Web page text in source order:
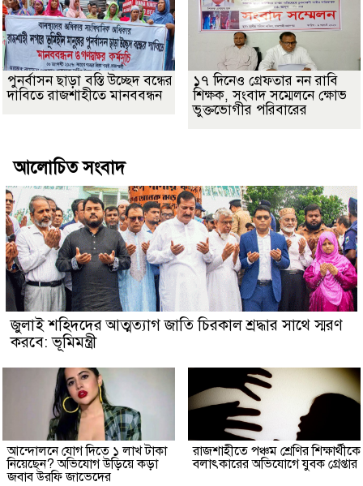
পুনর্বাসন ছাড়া বস্তি উচ্ছেদ বন্ধের
দাবিতে রাজশাহীতে মানববন্ধন
১৭ দিনেও গ্রেফতার নন রাবি
শিক্ষক, সংবাদ সম্মেলনে ক্ষোভ
ভুক্তভোগীর পরিবারের
আলোচিত সংবাদ
জুলাই শহিদদের আত্মত্যাগ জাতি চিরকাল শ্রদ্ধার সাথে স্মরণ
করবে: ভূমিমন্ত্রী
আন্দোলনে যোগ দিতে ১ লাখ টাকা
নিয়েছেন? অভিযোগ উড়িয়ে কড়া
জবাব উরফি জাভেদের
রাজশাহীতে পঞ্চম শ্রেণির শিক্ষার্থীকে
বলাৎকারের অভিযোগে যুবক গ্রেপ্তার